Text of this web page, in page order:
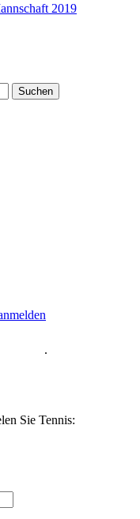
2019
.
Sie Tennis: